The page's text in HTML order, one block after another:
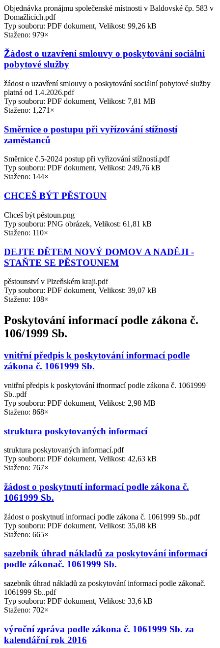
Objednávka pronájmu společenské místnosti v Baldovské čp. 583 v
Domažlicích.pdf
Typ souboru: PDF dokument, Velikost: 99,26 kB
Staženo: 979×
Žádost o uzavření smlouvy o poskytování sociální
pobytové služby
žádost o uzavření smlouvy o poskytování sociální pobytové služby
platná od 1.4.2026.pdf
Typ souboru: PDF dokument, Velikost: 7,81 MB
Staženo: 1,271×
Směrnice o postupu při vyřízování stížností
zaměstanců
Směrnice č.5-2024 postup při vyřizování stížností.pdf
Typ souboru: PDF dokument, Velikost: 249,76 kB
Staženo: 144×
CHCEŠ BÝT PĚSTOUN
Chceš být pěstoun.png
Typ souboru: PNG obrázek, Velikost: 61,81 kB
Staženo: 110×
DEJTE DĚTEM NOVÝ DOMOV A NADĚJI -
STAŇTE SE PĚSTOUNEM
pěstounství v Plzeňském kraji.pdf
Typ souboru: PDF dokument, Velikost: 39,07 kB
Staženo: 108×
Poskytování informací podle zákona č.
106/1999 Sb.
vnitřní předpis k poskytování informací podle
zákona č. 1061999 Sb.
vnitřní předpis k poskytování ifnormací podle zákona č. 1061999
Sb..pdf
Typ souboru: PDF dokument, Velikost: 2,98 MB
Staženo: 868×
struktura poskytovaných informací
struktura poskytovaných informací.pdf
Typ souboru: PDF dokument, Velikost: 42,63 kB
Staženo: 767×
žádost o poskytnutí informací podle zákona č.
1061999 Sb.
žádost o poskytnutí informací podle zákona č. 1061999 Sb..pdf
Typ souboru: PDF dokument, Velikost: 35,08 kB
Staženo: 665×
sazebník úhrad nákladů za poskytování informací
podle zákonač. 1061999 Sb.
sazebník úhrad nákladů za poskytování informací podle zákonač.
1061999 Sb..pdf
Typ souboru: PDF dokument, Velikost: 33,6 kB
Staženo: 702×
výroční zpráva podle zákona č. 1061999 Sb. za
kalendářní rok 2016